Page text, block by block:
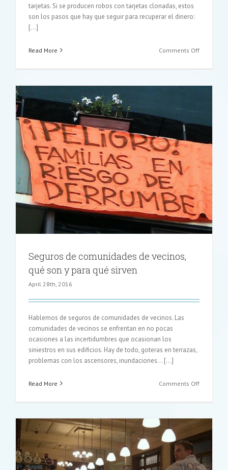
tarjetas. Si se producen robos con tarjetas clonadas, estos
son los pasos que hay que seguir para recuperar el dinero:
[…]
Read More Comments Offon
caso
de
robos
clonadas
Seguros de comunidades de vecinos,
qué son y para qué sirven
April 28th, 2016
Hablemos de seguros de comunidades de vecinos. Las
comunidades de vecinos se enfrentan en no pocas
ocasiones a las incertidumbres que ocasionan los
siniestros en sus edificios. Hay de todo, goteras en terrazas,
problemas con los ascensores, inundaciones… […]
Read More Comments Offon
vecinos,
qué
son
y